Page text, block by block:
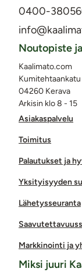
0400-
Asiakaspalvelu
Toimitus
Palautukset ja
Yksityisyyden
Lähetysseuranta
Markkinointi ja
Noutopiste
Kaalimato.com
Kumitehtaankatu
04260 Kerava
Arkisin klo 8 - 15
Miksi juuri